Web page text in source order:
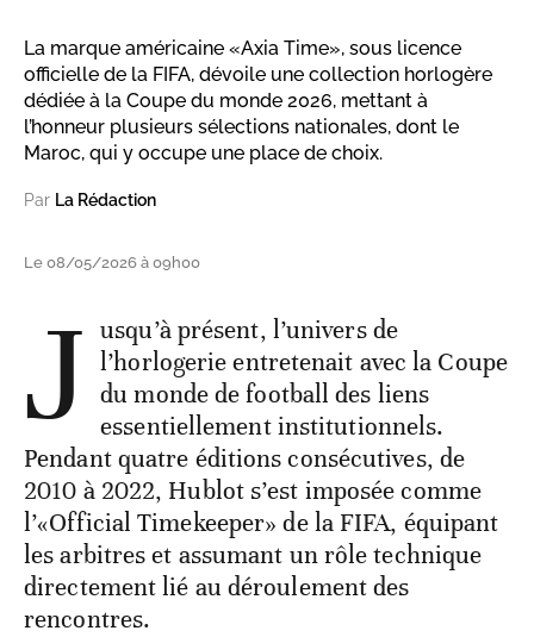
La marque américaine «Axia Time», sous licence
officielle de la FIFA, dévoile une collection horlogère
dédiée à la Coupe du monde 2026, mettant à
l’honneur plusieurs sélections nationales, dont le
Maroc, qui y occupe une place de choix.
Par La Rédaction
Le 08/05/2026 à 09h00
J usqu’à présent, l’univers de
l’horlogerie entretenait avec la Coupe
du monde de football des liens
essentiellement institutionnels.
Pendant quatre éditions consécutives, de
2010 à 2022, Hublot s’est imposée comme
l’«Official Timekeeper» de la FIFA, équipant
les arbitres et assumant un rôle technique
directement lié au déroulement des
rencontres.